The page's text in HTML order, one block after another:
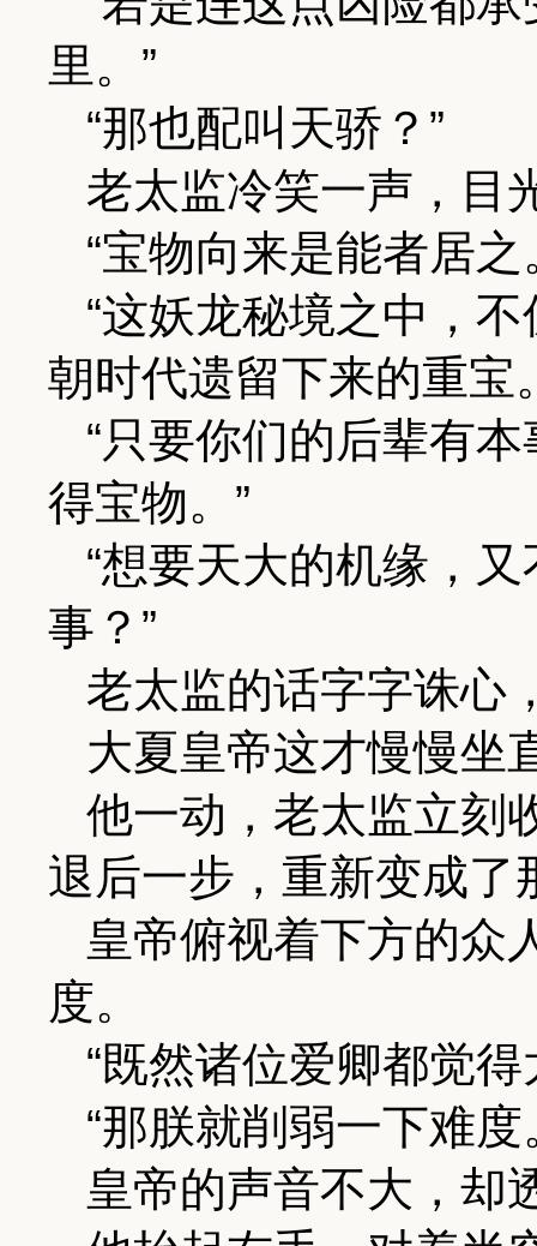
里。”
“那也配叫天骄？”
老太监冷笑一声，目
“宝物向来是能者居之
“这妖龙秘境之中，
朝时代遗留下来的重宝
“只要你们的后辈有
得宝物。”
“想要天大的机缘，
事？”
老太监的话字字诛心
大夏皇帝这才慢慢坐
他一动，老太监立刻
退后一步，重新变成了
皇帝俯视着下方的众
度。
“既然诸位爱卿都觉得
“那朕就削弱一下难度
皇帝的声音不大，却